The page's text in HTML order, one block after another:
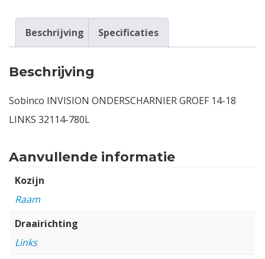
Beschrijving Specificaties
Beschrijving
Sobinco INVISION ONDERSCHARNIER GROEF 14-18
LINKS 32114-780L
Aanvullende informatie
Kozijn
Raam
Draairichting
Links